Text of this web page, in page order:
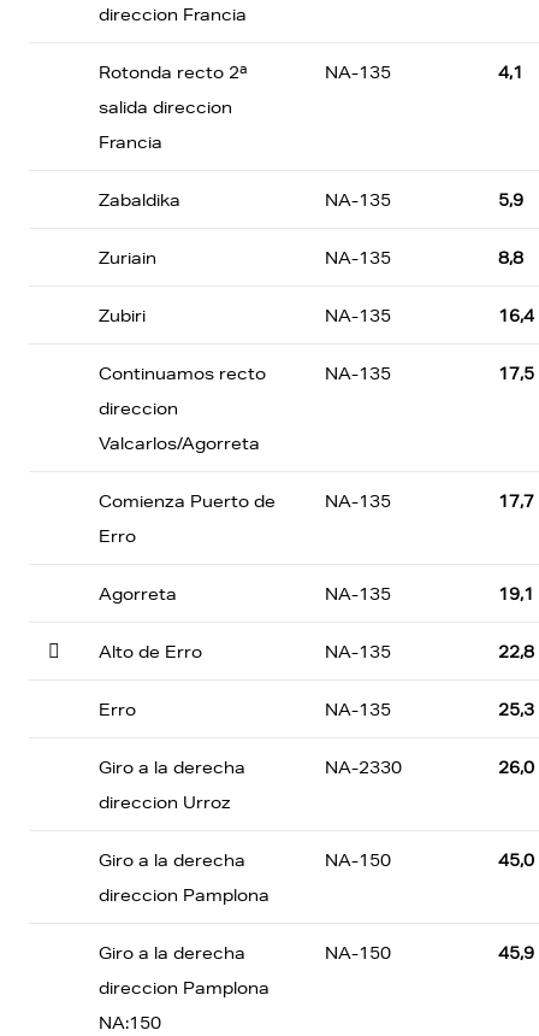
direccion Francia
Rotonda recto 2ª
salida direccion
Francia
NA-135 4,1
Zabaldika NA-135 5,9
Zuriain NA-135 8,8
Zubiri NA-135 16,4
Continuamos recto
direccion
Valcarlos/Agorreta
NA-135 17,5
Comienza Puerto de
Erro
NA-135 17,7
Agorreta NA-135 19,1
 Alto de Erro NA-135 22,8
Erro NA-135 25,3
Giro a la derecha
direccion Urroz
NA-2330 26,0
Giro a la derecha
direccion Pamplona
NA-150 45,0
Giro a la derecha
direccion Pamplona
NA:150
NA-150 45,9